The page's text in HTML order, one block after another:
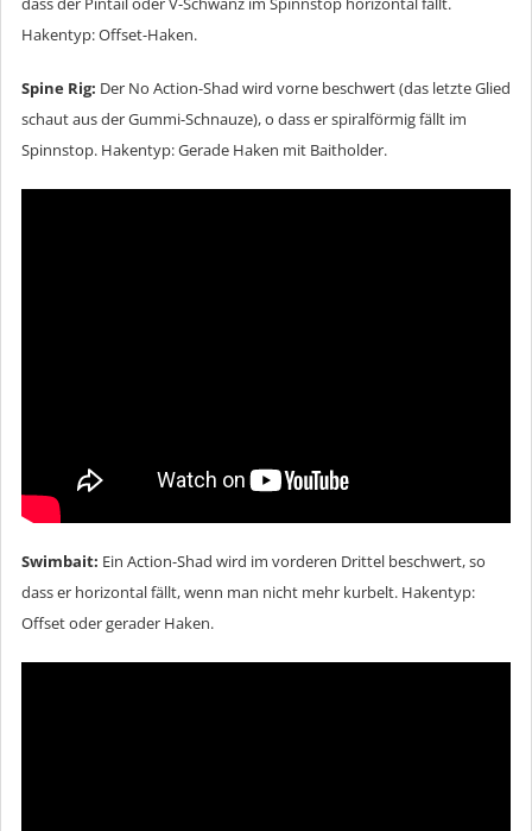
Hakentyp: Offset-Haken.
Spine Rig: Der No Action-Shad wird vorne beschwert (das letzte Glied
schaut aus der Gummi-Schnauze), o dass er spiralförmig fällt im
Spinnstop. Hakentyp: Gerade Haken mit Baitholder.
Swimbait: Ein Action-Shad wird im vorderen Drittel beschwert, so
dass er horizontal fällt, wenn man nicht mehr kurbelt. Hakentyp:
Offset oder gerader Haken.